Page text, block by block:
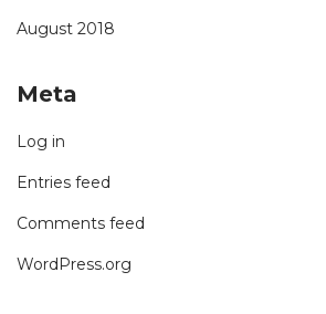
August 2018
Meta
Log in
Entries feed
Comments feed
WordPress.org